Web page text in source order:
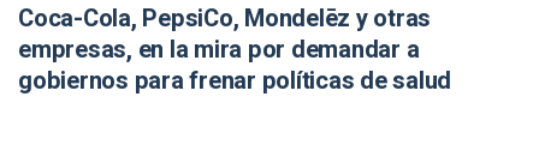
Coca-Cola, PepsiCo, Mondelēz y otras
empresas, en la mira por demandar a
gobiernos para frenar políticas de salud